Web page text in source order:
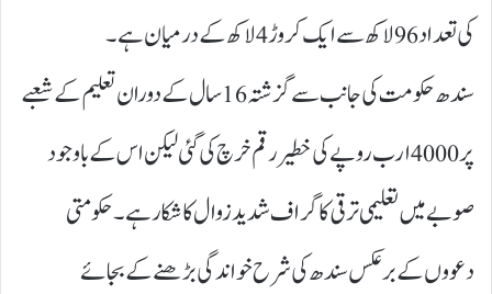
کی تعداد 96لاکھ سے ایک کروڑ 4لاکھ کے درمیان ہے۔
سندھ حکومت کی جانب سے گزشتہ 16سال کے دوران تعلیم کے شعبے
پر 4000ارب روپے کی خطیر رقم خرچ کی گئی لیکن اس کے باوجود
صوبے میں تعلیمی ترقی کا گراف شدید زوال کا شکار ہے۔ حکومتی
دعووں کے برعکس سندھ کی شرح خواندگی بڑھنے کے بجائے